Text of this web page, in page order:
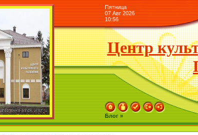
Пятница
07 Авг 2026
10:56
Центр
Блог »